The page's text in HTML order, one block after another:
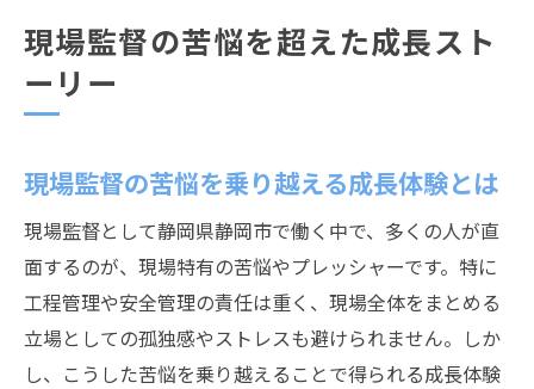
現場監督の苦悩を超えた成長スト
ーリー
現場監督の苦悩を乗り越える成長体験とは
現場監督として静岡県静岡市で働く中で、多くの人が直
面するのが、現場特有の苦悩やプレッシャーです。特に
工程管理や安全管理の責任は重く、現場全体をまとめる
立場としての孤独感やストレスも避けられません。しか
し、こうした苦悩を乗り越えることで得られる成長体験